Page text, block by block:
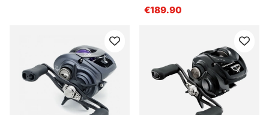
€189.90